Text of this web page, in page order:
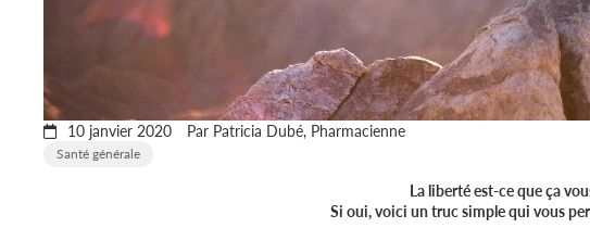
10 janvier 2020 Par Patricia Dubé, Pharmacienne
Santé générale
La liberté est-ce que ça
Si oui, voici un truc simple qui vous